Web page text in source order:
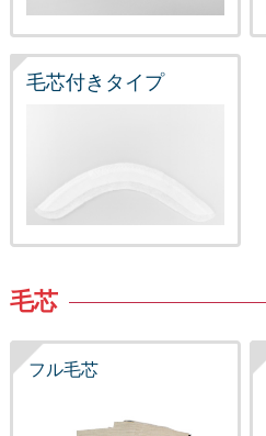
毛芯付きタイプ
毛芯
フル毛芯